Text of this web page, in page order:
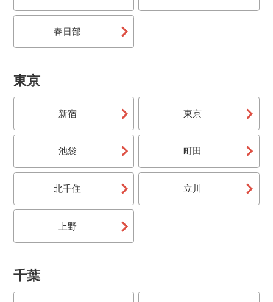
場に行く宿泊付きスキー＆スノボ旅行です。出発時間も
選ぶことが出来ます。
交通手段はお客様おまかせ！オリオンツアー独自仕入れ
のリフト券＆スキー場のお得なチケットがセットになっ
マイカー（宿泊）
交通手段はお客様おまかせ！オリオンツアー独自仕入れ
のリフト券＆スキー場のお得なチケットがセットになっ
たお得な日帰りツアーです。
宿泊先はお客様おまかせ！往復の朝発バスとオリオンツ
アー独自仕入れのリフト券が付いています。帰りの日程
も選べるので自由な旅行が楽しめます。
バス＆リフト券（宿泊）
宿泊先はお客様おまかせ！往復の夜発バスとオリオンツ
アー独自仕入れのリフト券が付いています。帰りの日程
春日部
東京
新宿 東京
池袋 町田
北千住 立川
上野
千葉